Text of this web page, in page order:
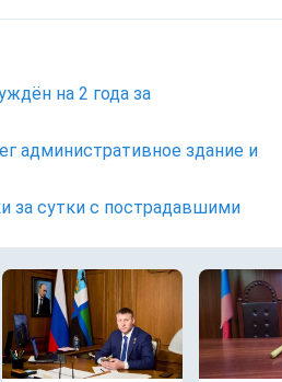
на 2 года за
административное здание и
за сутки с пострадавшими